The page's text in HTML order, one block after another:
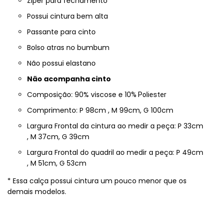
Possui cintura bem alta
Passante para cinto
Bolso atras no bumbum
Não possui elastano
Não acompanha cinto
Composição: 90% viscose e 10% Poliester
Comprimento: P 98cm , M 99cm, G 100cm
Largura Frontal da cintura ao medir a peça: P 33cm
, M 37cm, G 39cm
Largura Frontal do quadril ao medir a peça: P 49cm
, M 51cm, G 53cm
* Essa calça possui cintura um pouco menor que os
demais modelos.